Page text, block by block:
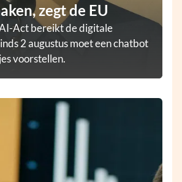
zegt de EU
Act bereikt de digitale
2 augustus moet een chatbot
voorstellen.